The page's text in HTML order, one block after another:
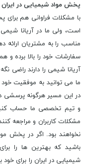
پخش مواد شیمیایی در ایران